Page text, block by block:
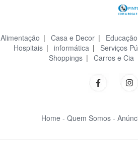
Alimentação | Casa e Decor | Educação
Hospitais| informática| Serviços
Shoppings| Carros e Cia
Home - Quem Somos -